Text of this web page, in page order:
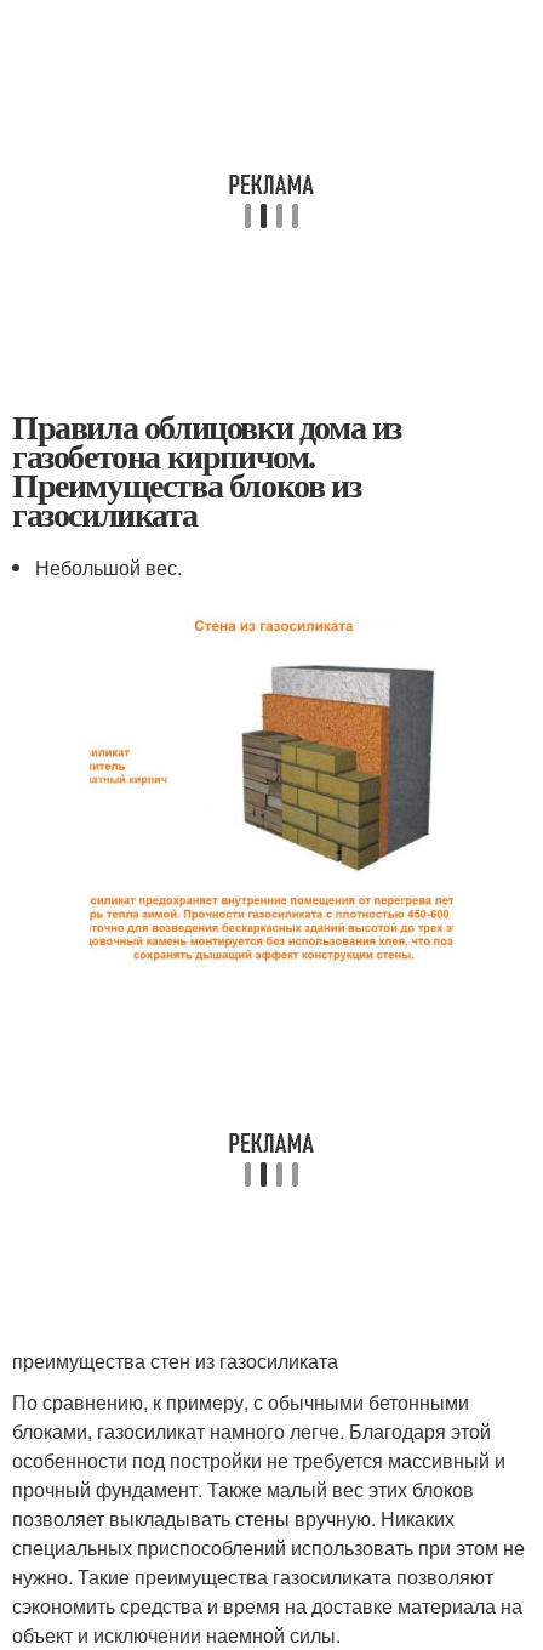
Правила облицовки дома из
газобетона кирпичом.
Преимущества блоков из
газосиликата
Небольшой вес.
преимущества стен из газосиликата
По сравнению, к примеру, с обычными бетонными
блоками, газосиликат намного легче. Благодаря этой
особенности под постройки не требуется массивный и
прочный фундамент. Также малый вес этих блоков
позволяет выкладывать стены вручную. Никаких
специальных приспособлений использовать при этом не
нужно. Такие преимущества газосиликата позволяют
сэкономить средства и время на доставке материала на
объект и исключении наемной силы.